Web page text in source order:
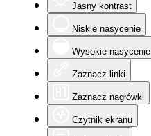
Jasny kontrast
Niskie nasycenie
Wysokie nasycenie
Zaznacz linki
Zaznacz nagłówki
Czytnik ekranu